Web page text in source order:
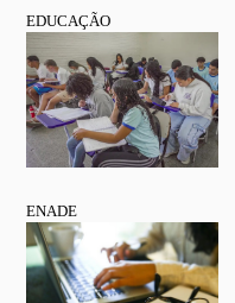
EDUCAÇÃO
ENADE